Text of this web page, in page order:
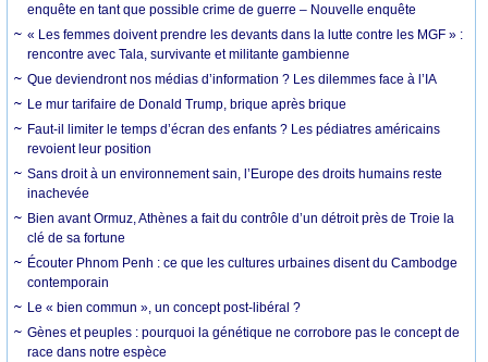
enquête en tant que possible crime de guerre – Nouvelle enquête
« Les femmes doivent prendre les devants dans la lutte contre les MGF » :
rencontre avec Tala, survivante et militante gambienne
Que deviendront nos médias d’information ? Les dilemmes face à l’IA
Le mur tarifaire de Donald Trump, brique après brique
Faut-il limiter le temps d’écran des enfants ? Les pédiatres américains
revoient leur position
Sans droit à un environnement sain, l’Europe des droits humains reste
inachevée
Bien avant Ormuz, Athènes a fait du contrôle d’un détroit près de Troie la
clé de sa fortune
Écouter Phnom Penh : ce que les cultures urbaines disent du Cambodge
contemporain
Le « bien commun », un concept post-libéral ?
Gènes et peuples : pourquoi la génétique ne corrobore pas le concept de
race dans notre espèce